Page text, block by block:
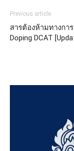
Previous article
สารต้องห้ามทางกา
Doping DCAT